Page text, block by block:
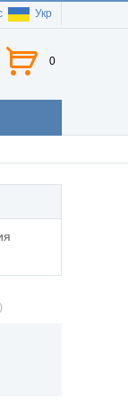
Укр
0